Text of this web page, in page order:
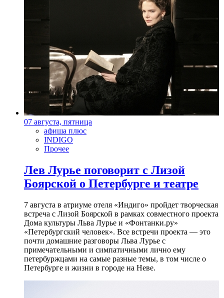
07 августа, пятница
афиша плюс
INDIGO
Прочее
Лев Лурье поговорит с Лизой
Боярской о Петербурге и театре
7 августа в атриуме отеля «Индиго» пройдет творческая
встреча с Лизой Боярской в рамках совместного проекта
Дома культуры Льва Лурье и «Фонтанки.ру»
«Петербургский человек». Все встречи проекта — это
почти домашние разговоры Льва Лурье с
примечательными и симпатичными лично ему
петербуржцами на самые разные темы, в том числе о
Петербурге и жизни в городе на Неве.